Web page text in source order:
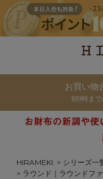
お買い物
朝9時まで
HIRAMEKI. シリーズ一
ラウンド｜ラウンド